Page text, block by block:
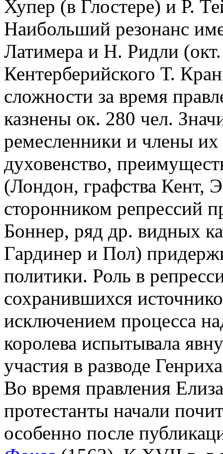
Хупер (в Глостере) и Р.
Наибольший резонанс
Латимера и Н. Ридли
Кентерберийского Т.
сложности за время
казнены ок. 280 чел.
ремесленники и члены
духовенство,
(Лондон, графства Кент,
сторонником репрессий
Боннер, ряд др. видных
Гардинер и Пол)
политики. Роль в
сохранившихся
исключением процесса
королева испытывала
участия в разводе
Во время правления
протестанты начали
особенно после